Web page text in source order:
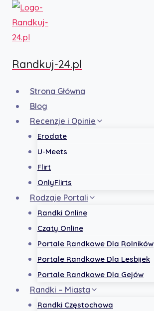
Przejdź
treści
Randkuj-24.pl
Strona Główna
Blog
Recenzje i Opinie
Erodate
U-Meets
Flirt
OnlyFlirts
Rodzaje Portali
Randki Online
Czaty Online
Portale Randkowe Dla Rolników
Portale Randkowe Dla Lesbijek
Portale Randkowe Dla Gejów
Randki – Miasta
Randki Częstochowa